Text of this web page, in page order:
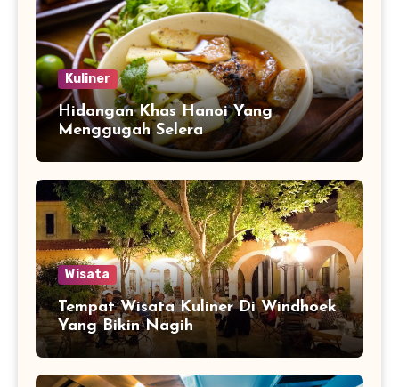
Kuliner
Hidangan Khas Hanoi Yang
Menggugah Selera
Wisata
Tempat Wisata Kuliner Di Windhoek
Yang Bikin Nagih